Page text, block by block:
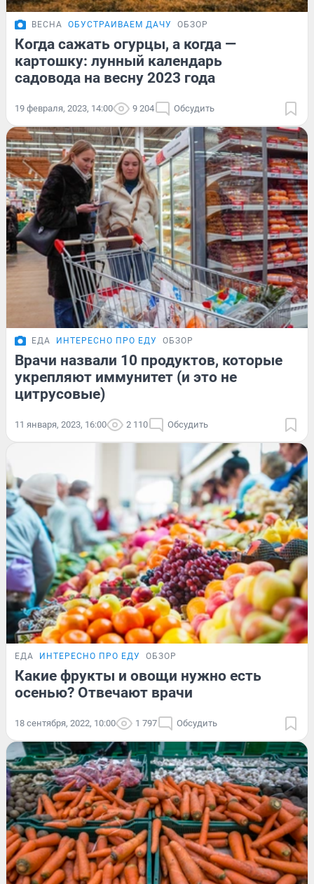
ВЕСНА ОБУСТРАИВАЕМ ДАЧУ ОБЗОР
Когда сажать огурцы, а когда —
картошку: лунный календарь
садовода на весну 2023 года
19 февраля, 2023, 14:00 9 204 Обсудить
ЕДА ИНТЕРЕСНО ПРО ЕДУ ОБЗОР
Врачи назвали 10 продуктов, которые
укрепляют иммунитет (и это не
цитрусовые)
11 января, 2023, 16:00 2 110 Обсудить
ЕДА ИНТЕРЕСНО ПРО ЕДУ ОБЗОР
Какие фрукты и овощи нужно есть
осенью? Отвечают врачи
18 сентября, 2022, 10:00 1 797 Обсудить